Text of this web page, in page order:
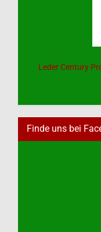
Leder Century
Finde uns bei